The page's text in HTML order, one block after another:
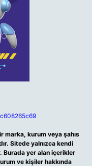
marka, kurum veya şahıs
Sitede yalnızca kendi
Burada yer alan içerikler
ve kişiler hakkında